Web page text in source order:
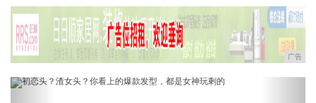
广告
Previous